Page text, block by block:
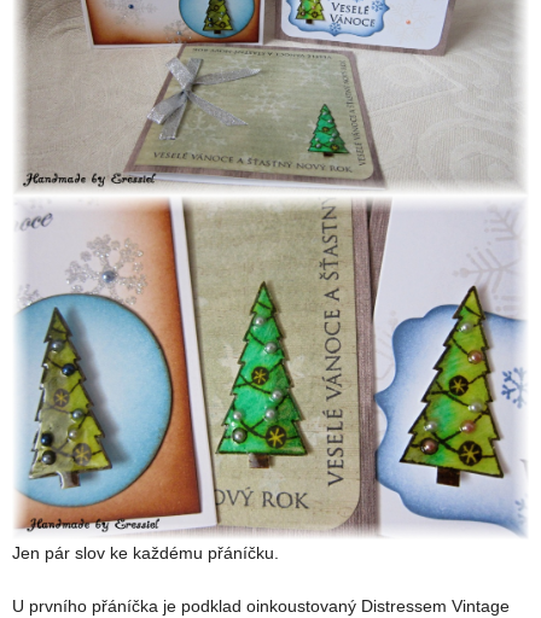
Jen pár slov ke každému přáníčku.
U prvního přáníčka je podklad oinkoustovaný Distressem Vintage